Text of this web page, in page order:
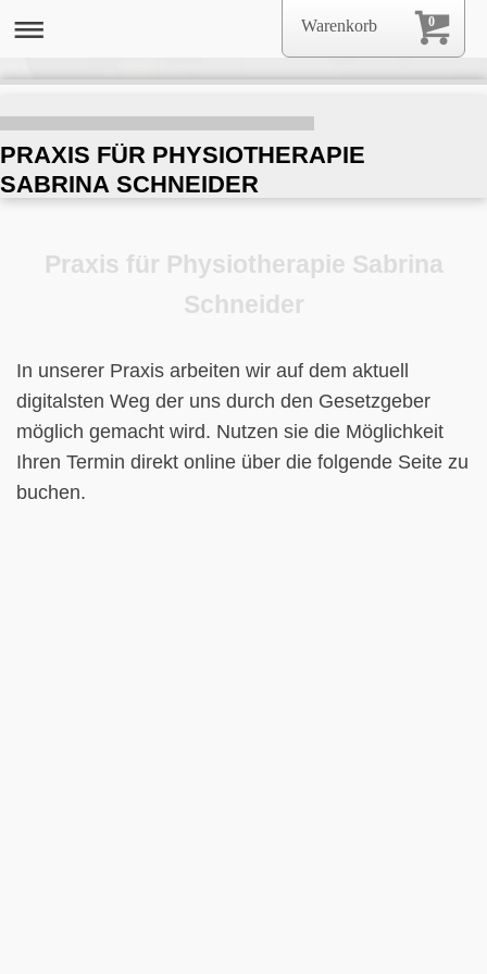
PRAXIS FÜR PHYSIOTHERAPIE
SABRINA SCHNEIDER
Praxis für Physiotherapie Sabrina
Schneider
In unserer Praxis arbeiten wir auf dem aktuell
digitalsten Weg der uns durch den Gesetzgeber
möglich gemacht wird. Nutzen sie die Möglichkeit
Ihren Termin direkt online über die folgende Seite zu
buchen.
0
Warenkorb